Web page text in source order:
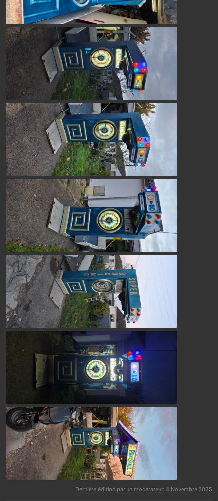
Dernière édition par un modérateur: 4 Novembre 2025